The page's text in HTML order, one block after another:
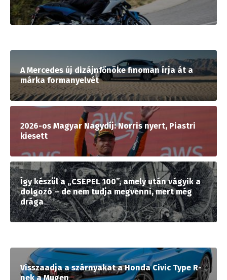
A Mercedes új dizájnfőnöke finoman írja át a
márka formanyelvét
2026-os Magyar Nagydíj: Norris nyert, Piastri
kiesett
Így készül a „CSEPEL 100”, amely után vágyik a
dolgozó – de nem tudja megvenni, mert még
drága
Visszaadja a szárnyakat a Honda Civic Type R-
nek a Mugen